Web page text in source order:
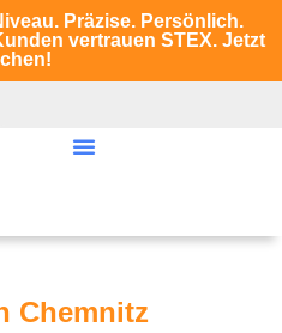
Präzise. Persönlich.
vertrauen STEX. Jetzt
Chemnitz